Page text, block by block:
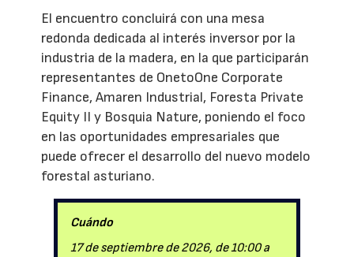
El encuentro concluirá con una mesa
redonda dedicada al interés inversor por la
industria de la madera, en la que participarán
representantes de OnetoOne Corporate
Finance, Amaren Industrial, Foresta Private
Equity II y Bosquia Nature, poniendo el foco
en las oportunidades empresariales que
puede ofrecer el desarrollo del nuevo modelo
forestal asturiano.
Cuándo
17 de septiembre de 2026, de 10:00 a